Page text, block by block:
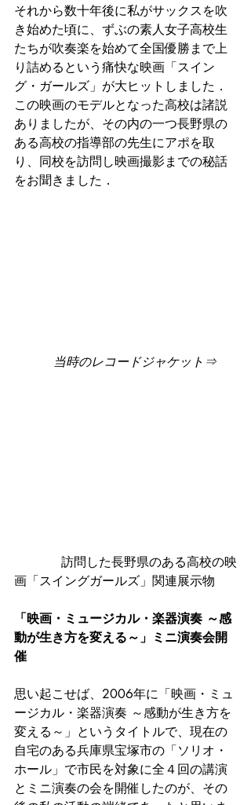
それから数十年後に私がサックスを吹
き始めた頃に、ずぶの素人女子高校生
たちが吹奏楽を始めて全国優勝まで上
り詰めるという痛快な映画「スイン
グ・ガールズ」が大ヒットしました．
この映画のモデルとなった高校は諸説
ありましたが、その内の一つ長野県の
ある高校の指導部の先生にアポを取
り、同校を訪問し映画撮影までの秘話
をお聞きました．
当時のレコードジャケット⇒
画「スイングガールズ」関連展示物
「映画・ミュージカル・楽器演奏 ～感
動が生き方を変える～」ミニ演奏会開
催
思い起こせば、2006年に「映画・ミュ
ージカル・楽器演奏 ～感動が生き方を
変える～」というタイトルで、現在の
自宅のある兵庫県宝塚市の「ソリオ・
ホール」で市民を対象に全４回の講演
とミニ演奏の会を開催したのが、その